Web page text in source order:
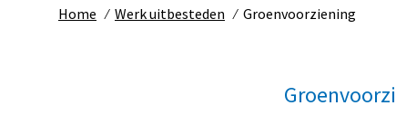
Home ⁄ Werk uitbesteden ⁄ Groenvoorziening